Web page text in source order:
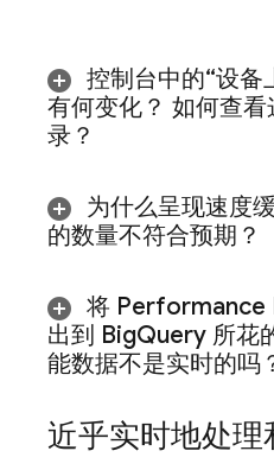
控制台中的“设备
有何变化？ 如何查
录？
为什么呈现速度
的数量不符合预期？
将
出到 BigQuery 所花
能数据不是实时的吗
近乎实时地处理